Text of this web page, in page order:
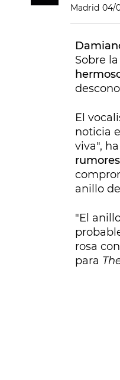
Madrid 04/
Sobre
El
noticia
viva",
anillo
"El
rosa
para